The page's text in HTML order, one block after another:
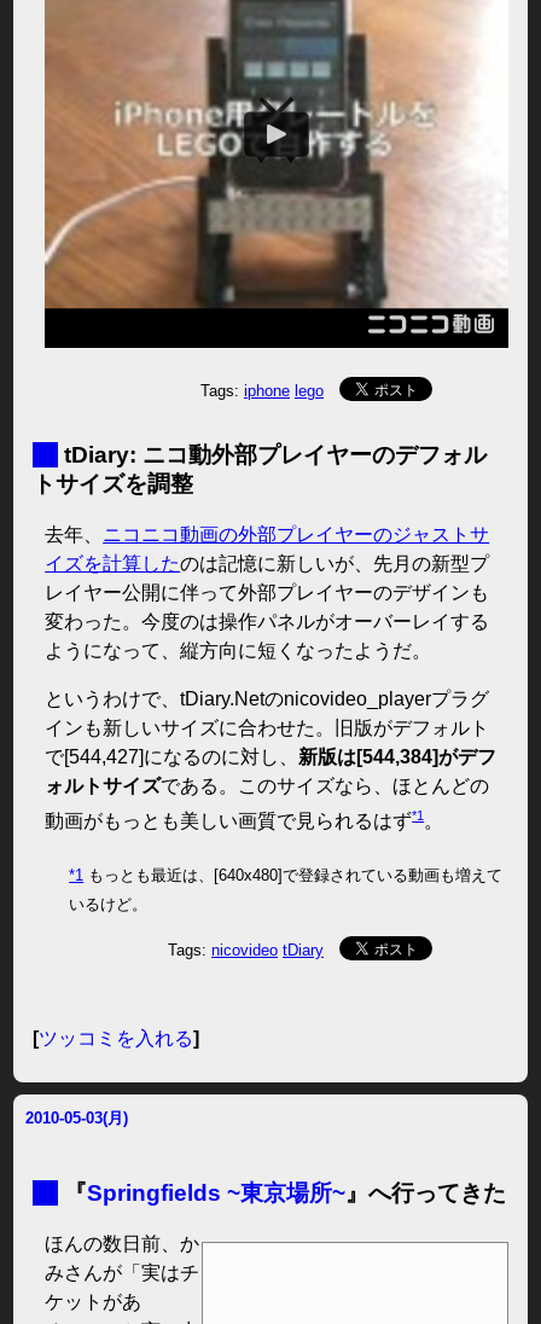
Tags: iphone lego
tDiary: ニコ動外部プレイヤーのデフォル
トサイズを調整
去年、 ニコニコ動画の外部プレイヤーのジャストサ
イズを計算したのは記憶に新しいが、先月の新型プ
レイヤー公開に伴って外部プレイヤーのデザインも
変わった。今度のは操作パネルがオーバーレイする
ようになって、縦方向に短くなったようだ。
というわけで、tDiary.Netのnicovideo_playerプラグ
インも新しいサイズに合わせた。旧版がデフォルト
で[544,427]になるのに対し、 新版は[544,384]がデフ
ォルトサイズである。このサイズなら、ほとんどの
動画がもっとも美しい画質で見られるはず*1 。
*1 もっとも最近は、[640x480]で登録されている動画も増えて
いるけど。
Tags: nicovideo tDiary
[ツッコミを入れる]
2010-05-03(月)
『Springfields ~東京場所~』へ行ってきた
ほんの数日前、か
みさんが「実はチ
ケットがあ